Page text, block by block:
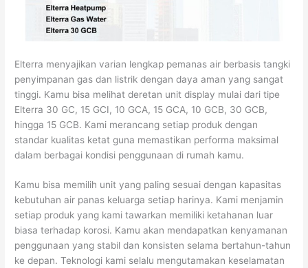
Elterra menyajikan varian lengkap pemanas air berbasis tangki
penyimpanan gas dan listrik dengan daya aman yang sangat
tinggi. Kamu bisa melihat deretan unit display mulai dari tipe
Elterra 30 GC, 15 GCI, 10 GCA, 15 GCA, 10 GCB, 30 GCB,
hingga 15 GCB. Kami merancang setiap produk dengan
standar kualitas ketat guna memastikan performa maksimal
dalam berbagai kondisi penggunaan di rumah kamu.
Kamu bisa memilih unit yang paling sesuai dengan kapasitas
kebutuhan air panas keluarga setiap harinya. Kami menjamin
setiap produk yang kami tawarkan memiliki ketahanan luar
biasa terhadap korosi. Kamu akan mendapatkan kenyamanan
penggunaan yang stabil dan konsisten selama bertahun-tahun
ke depan. Teknologi kami selalu mengutamakan keselamatan